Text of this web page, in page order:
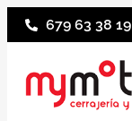
679 63 38 19